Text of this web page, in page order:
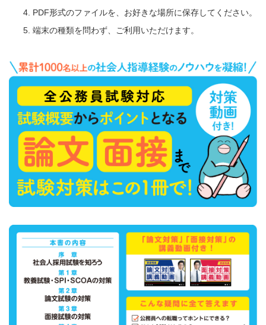
PDF形式のファイルを、お好きな場所に保存してください。
端末の種類を問わず、ご利用いただけます。